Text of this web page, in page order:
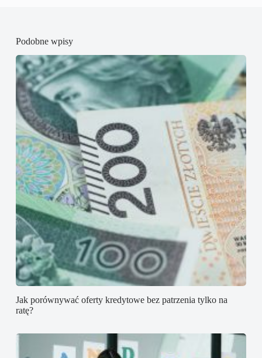
Podobne wpisy
Jak porównywać oferty kredytowe bez patrzenia tylko na
ratę?